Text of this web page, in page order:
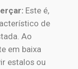
Este é,
de
Ao
em baixa
estalos ou